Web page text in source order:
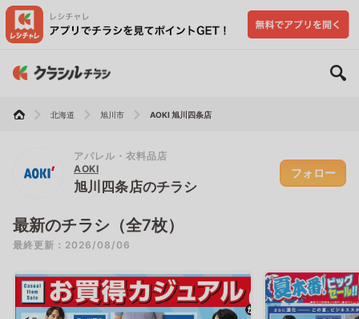
北海道 旭川市 AOKI 旭川四条店
アパレル・衣料品店
AOKI
旭川四条店のチラシ
フォロー
最新のチラシ（全7枚）
最終更新：2026/08/06